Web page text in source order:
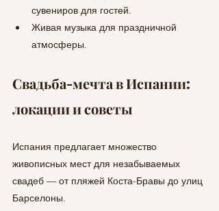
сувениров для гостей.
Живая музыка для праздничной
атмосферы.
Свадьба-мечта в Испании:
локации и советы
Испания предлагает множество
живописных мест для незабываемых
свадеб — от пляжей Коста-Бравы до улиц
Барселоны.